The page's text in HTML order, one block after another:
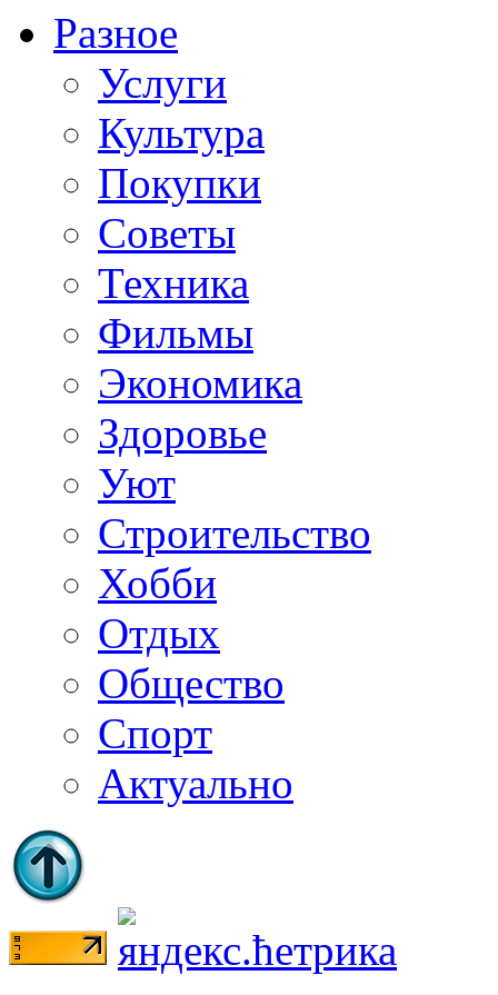
Разное
Услуги
Культура
Покупки
Советы
Техника
Фильмы
Экономика
Здоровье
Уют
Строительство
Хобби
Отдых
Общество
Спорт
Актуально